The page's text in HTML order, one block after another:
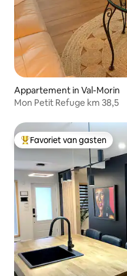
Appartement in Val-Morin
Mon Petit Refuge km 38,5
Topfavoriet van gasten
Favoriet van gasten